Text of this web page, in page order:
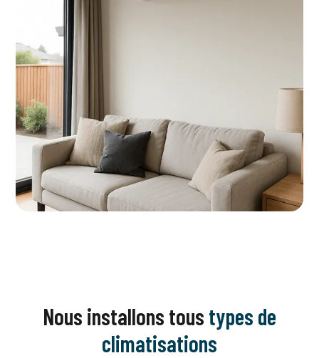
Nous installons tous types de
climatisations